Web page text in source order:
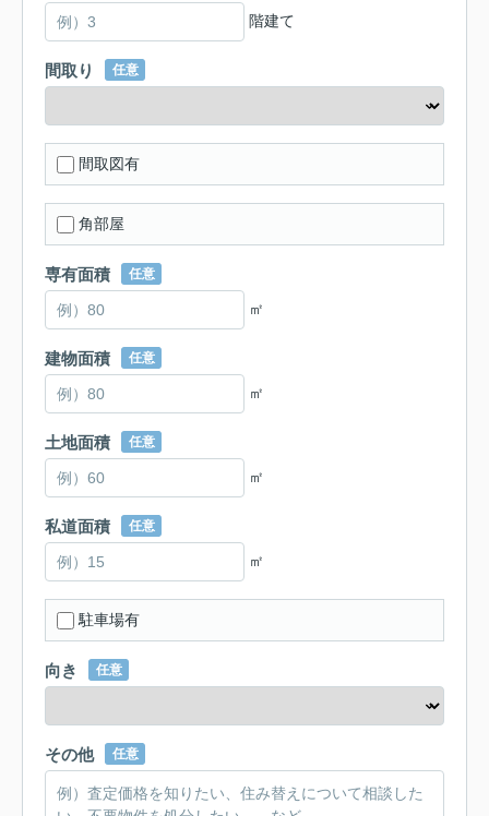
階建て
間取り 任意
間取図有
角部屋
専有面積 任意
㎡
建物面積 任意
㎡
土地面積 任意
㎡
私道面積 任意
㎡
駐車場有
向き 任意
その他 任意